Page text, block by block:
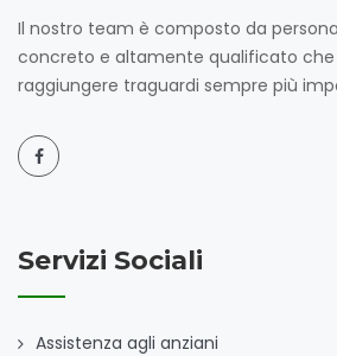
Il nostro team è composto da
concreto e altamente qualificato che
raggiungere traguardi sempre più
Servizi Sociali
Assistenza agli anziani